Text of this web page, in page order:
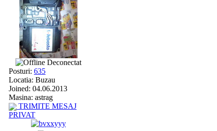
Deconectat
Posturi: 635
Locatia: Buzau
Joined: 04.06.2013
Masina: astrag
TRIMITE MESAJ
PRIVAT